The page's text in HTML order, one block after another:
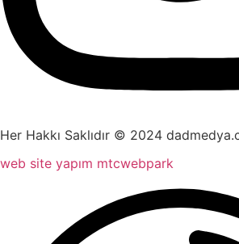
Her Hakkı Saklıdır © 2024
web site yapım mtcwebpark